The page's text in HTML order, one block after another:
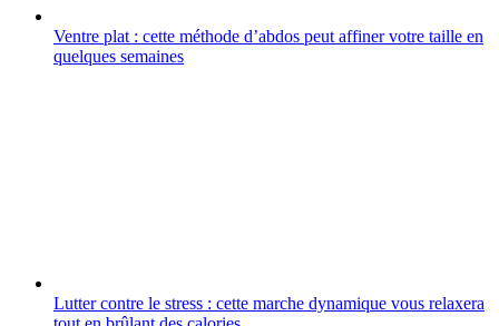
Ventre plat : cette méthode d’abdos peut affiner votre taille en
quelques semaines
Lutter contre le stress : cette marche dynamique vous relaxera